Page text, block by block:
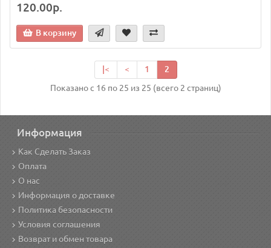
120.00р.
В корзину
|< < 1
2
Показано с 16 по 25 из 25 (всего 2 страниц)
Информация
Как Сделать Заказ
Оплата
О нас
Информация о доставке
Политика безопасности
Условия соглашения
Возврат и обмен товара